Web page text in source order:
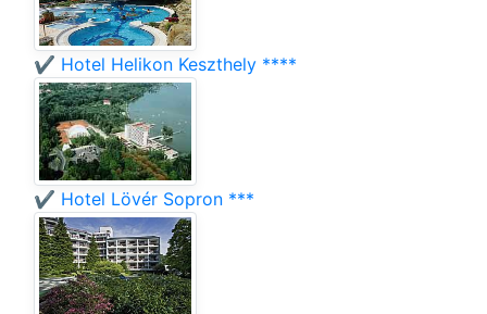
✔️ Hotel Helikon Keszthely ****
✔️ Hotel Lövér Sopron ***